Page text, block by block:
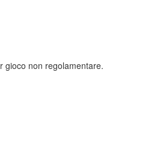
gioco non regolamentare.